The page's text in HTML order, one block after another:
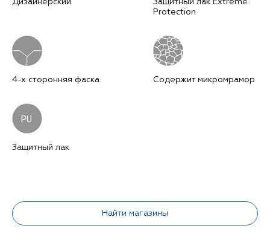
Дизайнерский
Защитный лак Extreme
Protection
4-х сторонняя фаска Содержит микромрамор
PU
Защитный лак
Найти магазины